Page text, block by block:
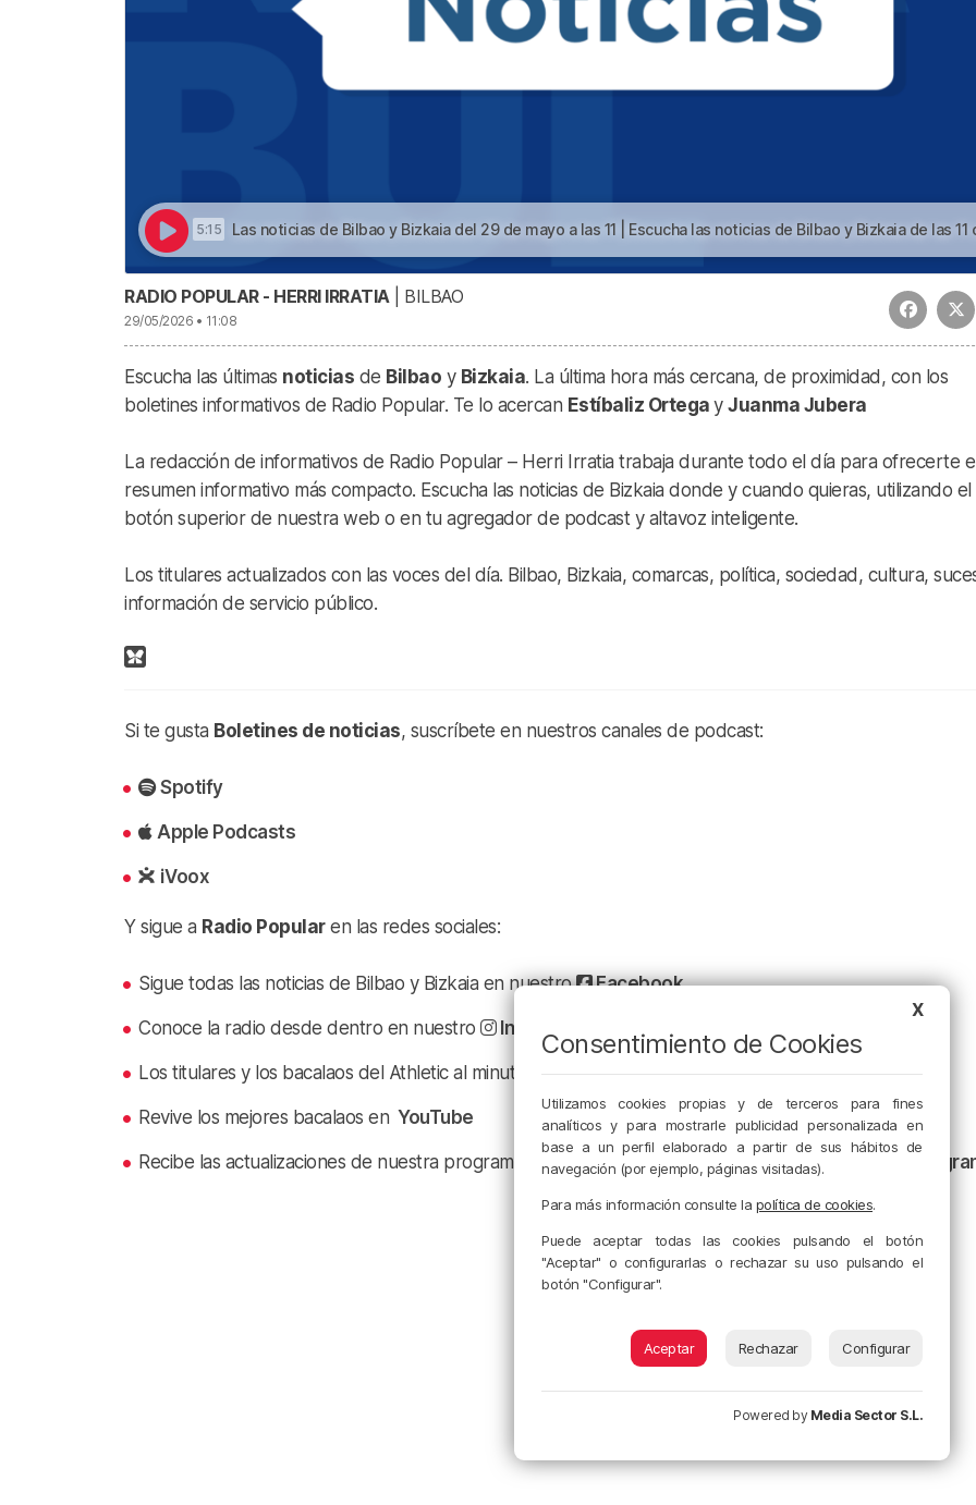
5:15 Las noticias de Bilbao y Bizkaia del 29 de mayo a las 11 | Escucha las noticias de Bilbao y Bizkaia de las 11 con Juanma Jubera del 29 de
RADIO POPULAR - HERRI IRRATIA| BILBAO
29/05/2026 • 11:08
Escucha las últimas noticias de Bilbao y Bizkaia. La última hora más cercana, de proximidad, con los
boletines informativos de Radio Popular. Te lo acercan Estíbaliz Ortega y Juanma Jubera
La redacción de informativos de Radio Popular – Herri Irratia trabaja durante todo el día para ofrecerte
resumen informativo más compacto. Escucha las noticias de Bizkaia donde y cuando quieras, utilizando el
botón superior de nuestra web o en tu agregador de podcast y altavoz inteligente.
Los titulares actualizados con las voces del día. Bilbao, Bizkaia, comarcas, política, sociedad, cultura,
información de servicio público.
Si te gusta Boletines de noticias, suscríbete en nuestros canales de podcast:
Spotify
Apple Podcasts
iVoox
Y sigue a Radio Popularen las redes sociales:
Sigue todas las noticias de Bilbao y Bizkaia en nuestro Facebook
Conoce la radio desde dentro en nuestro Instagram
Los titulares y los bacalaos del Athletic al minuto en X
Revive los mejores bacalaos en YouTube
Recibe las actualizaciones de nuestra programación y nuestras noticias en nuestro canal de
X
Consentimiento de Cookies
Utilizamos cookies propias y de terceros para fines
analíticos y para mostrarle publicidad personalizada en
base a un perfil elaborado a partir de sus hábitos de
navegación (por ejemplo, páginas visitadas).
Para más información consulte la política de cookies.
Puede aceptar todas las cookies pulsando el botón
"Aceptar" o configurarlas o rechazar su uso pulsando el
botón "Configurar".
Aceptar Rechazar Configurar
Powered by Media Sector S.L.